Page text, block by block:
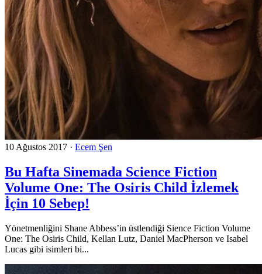
10 Ağustos 2017 · Ecem Şen
Bu Hafta Sinemada Science Fiction
Volume One: The Osiris Child İzlemek
İçin 10 Sebep!
Yönetmenliğini Shane Abbess’in üstlendiği Sience Fiction Volume
One: The Osiris Child, Kellan Lutz, Daniel MacPherson ve Isabel
Lucas gibi isimleri bi...